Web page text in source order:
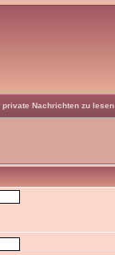
private Nachrichten zu lesen